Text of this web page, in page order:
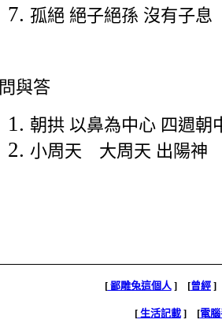
孤絕 絕子絕孫 沒有子息
問與答
朝拱 以鼻為中心 四週朝
小周天 大周天 出陽神
[鄙雕兔這個人] [曾經]
[生活記載] [電